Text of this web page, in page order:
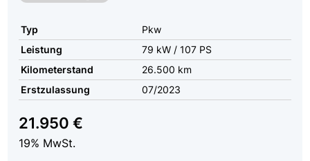
Typ
Pkw
Leistung
79 kW / 107 PS
Kilometerstand
26.500 km
Erstzulassung
07/2023
21.950 €
19% MwSt.